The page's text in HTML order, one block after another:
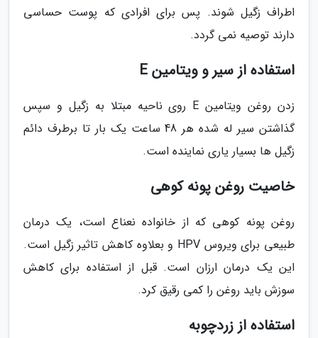
اطراف زگیل شوند. پس برای افرادی که پوست حساسی
دارند توصیه نمی گردد.
استفاده از سیر و ویتامین E
زدن روغن ویتامین E روی ناحیه مبتلا به زگیل و سپس
گذاشتن سیر له شده هر 48 ساعت یک بار تا برطرف دائم
زگیل ها بسیار یاری نماینده است.
خاصیت روغن پونه کوهی
روغن پونه کوهی که از خانواده نعناع است، یک درمان
طبیعی برای ویروس HPV و بعلاوه کاهش تاثیر زگیل است.
این یک درمان ارزان است. قبل از استفاده برای کاهش
سوزش باید روغن را کمی رقیق کرد.
استفاده از زردچوبه